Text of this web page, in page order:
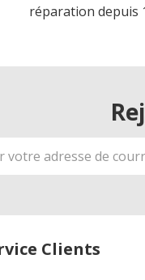
réparation depuis
Clients